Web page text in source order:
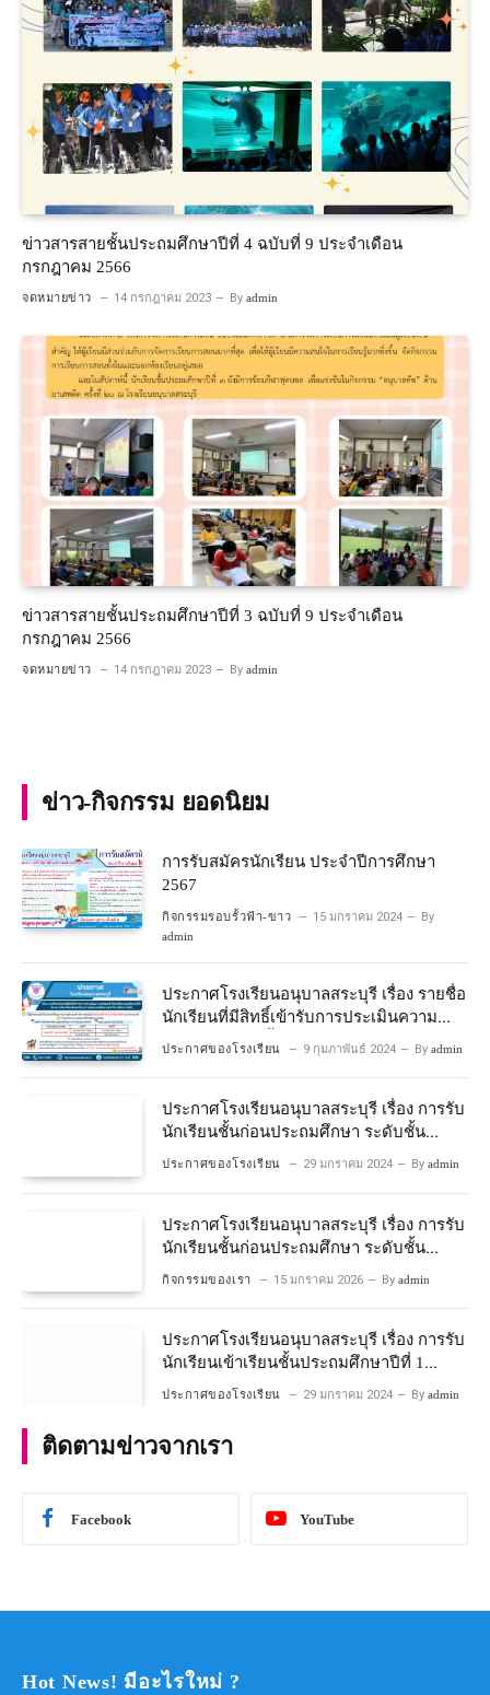
ข่าวสารสายชั้นประถมศึกษาปีที่ 4 ฉบับที่ 9 ประจำเดือน
กรกฎาคม 2566
จดหมายข่าว 14 กรกฎาคม 2023 By admin
ข่าวสารสายชั้นประถมศึกษาปีที่ 3 ฉบับที่ 9 ประจำเดือน
กรกฎาคม 2566
จดหมายข่าว 14 กรกฎาคม 2023 By admin
ข่าว-กิจกรรม ยอดนิยม
การรับสมัครนักเรียน ประจำปีการศึกษา
2567
กิจกรรมรอบรั้วฟ้า-ขาว 15 มกราคม 2024 By
admin
ประกาศโรงเรียนอนุบาลสระบุรี เรื่อง รายชื่อ
นักเรียนที่มีสิทธิ์เข้ารับการประเมินความ
พร้อมเข้าเรียนชั้นประถมศึกษาปีที่ 1
ประกาศของโรงเรียน 9 กุมภาพันธ์ 2024 By admin
ประกาศโรงเรียนอนุบาลสระบุรี เรื่อง การรับ
นักเรียนชั้นก่อนประถมศึกษา ระดับชั้น
อนุบาลปีที่ 2 ประจําปีการศึกษา 2567
ประกาศของโรงเรียน 29 มกราคม 2024 By admin
ประกาศโรงเรียนอนุบาลสระบุรี เรื่อง การรับ
นักเรียนชั้นก่อนประถมศึกษา ระดับชั้น
อนุบาลปีที่ ๒ ประจำปีการศึกษา ๒๕๖๙
กิจกรรมของเรา 15 มกราคม 2026 By admin
ประกาศโรงเรียนอนุบาลสระบุรี เรื่อง การรับ
นักเรียนเข้าเรียนชั้นประถมศึกษาปีที่ 1
โครงการห้องเรียนพิเศษ วิทยาศาสตร์ และ
ประกาศของโรงเรียน 29 มกราคม 2024 By admin
ติดตามข่าวจากเรา
Facebook YouTube
Hot News! มีอะไรใหม่ ?